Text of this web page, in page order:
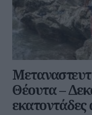
Θέουτα –
εκατοντάδες